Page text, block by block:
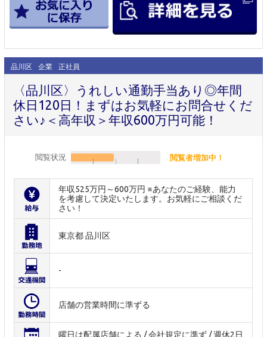
品川区 企業 正社員
〈品川区〉うれしい通勤手当あり◎年間
休日120日！まずはお気軽にお問合せくだ
さい♪＜高年収＞年収600万円可能！
閲覧状況 閲覧者増加中！
年収525万円～600万円 ※あなたのご経験、能力
を考慮して決定いたします。お気軽にご相談くだ
さい！
東京都 品川区
-
店舗の営業時間に準ずる
曜日は配属店舗による / 会社規定に準ず / 週休2日